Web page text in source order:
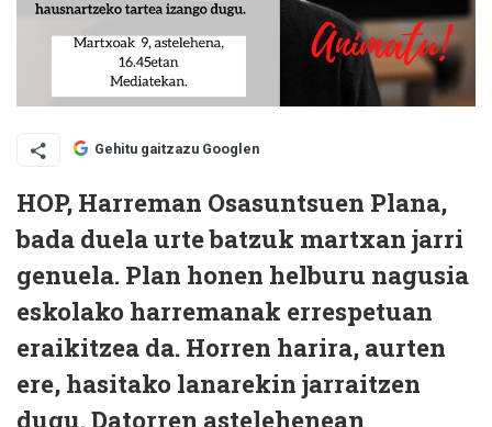
Gehitu gaitzazu Googlen
HOP, Harreman Osasuntsuen Plana,
bada duela urte batzuk martxan jarri
genuela. Plan honen helburu nagusia
eskolako harremanak errespetuan
eraikitzea da. Horren harira, aurten
ere, hasitako lanarekin jarraitzen
dugu. Datorren astelehenean